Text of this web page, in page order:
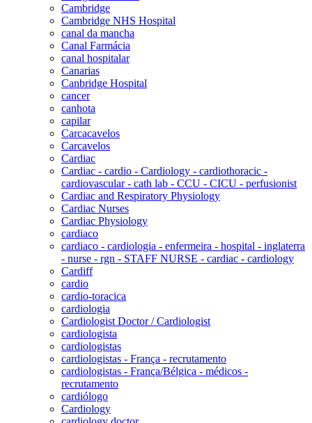
Cambridge
Cambridge NHS Hospital
canal da mancha
Canal Farmácia
canal hospitalar
Canarias
Canbridge Hospital
cancer
canhota
capilar
Carcacavelos
Carcavelos
Cardiac
Cardiac - cardio - Cardiology - cardiothoracic -
cardiovascular - cath lab - CCU - CICU - perfusionist
Cardiac and Respiratory Physiology
Cardiac Nurses
Cardiac Physiology
cardiaco
cardiaco - cardiologia - enfermeira - hospital - inglaterra
- nurse - rgn - STAFF NURSE - cardiac - cardiology
Cardiff
cardio
cardio-toracica
cardiologia
Cardiologist Doctor / Cardiologist
cardiologista
cardiologistas
cardiologistas - França - recrutamento
cardiologistas - França/Bélgica - médicos -
recrutamento
cardiólogo
Cardiology